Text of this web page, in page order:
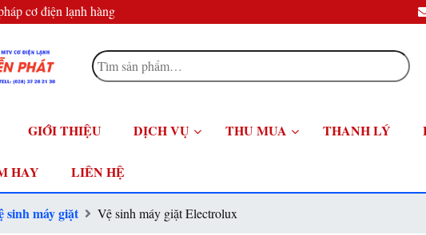
cơ điện lạnh hàng
Tìm
kiếm:
GIỚI THIỆU DỊCH VỤ THU MUA THANH LÝ
HAY LIÊN HỆ
sinh máy giặt Vệ sinh máy giặt Electrolux